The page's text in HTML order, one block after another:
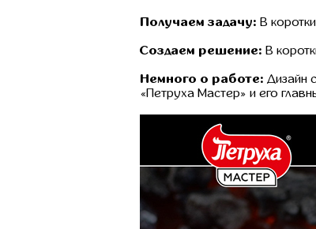
Получаем задачу: В
Создаем решение: В
Немного о работе: Дизайн
«Петруха Мастер» и его